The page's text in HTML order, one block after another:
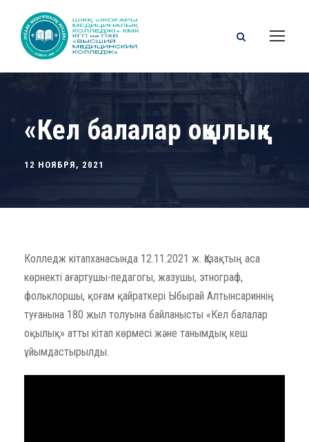
«Кел балалар оқылық»
12 НОЯБРЯ, 2021
Колледж кітапханасында 12.11.2021 ж. Қазақтың аса
көрнекті ағартушы-педагогы, жазушы, этнограф,
фольклоршы, қоғам қайраткері Ыбырай Алтынсариннің
туғанына 180 жыл толуына байланысты «Кел балалар
оқылық» атты кітап көрмесі және танымдық кеш
ұйымдастырылды.